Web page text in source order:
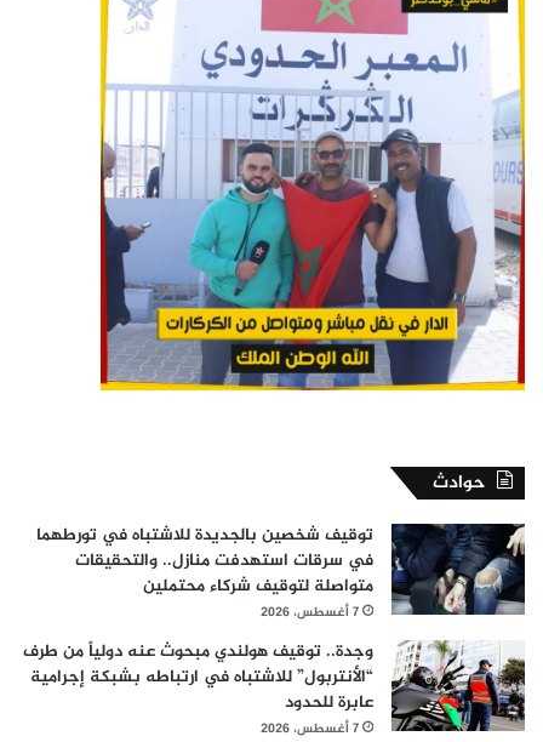
حوادث
توقيف شخصين بالجديدة للاشتباه في تورطهما
في سرقات استهدفت منازل.. والتحقيقات
متواصلة لتوقيف شركاء محتملين
7 أغسطس، 2026
وجدة.. توقيف هولندي مبحوث عنه دولياً من طرف
“الأنتربول” للاشتباه في ارتباطه بشبكة إجرامية
عابرة للحدود
7 أغسطس، 2026